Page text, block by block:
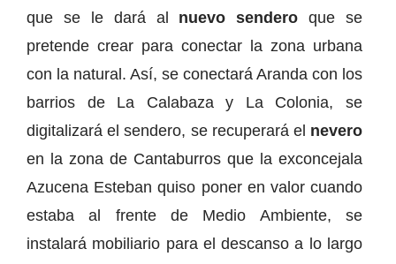
que se le dará al nuevo sendero que se
pretende crear para conectar la zona urbana
con la natural. Así, se conectará Aranda con los
barrios de La Calabaza y La Colonia, se
digitalizará el sendero, se recuperará el nevero
en la zona de Cantaburros que la exconcejala
Azucena Esteban quiso poner en valor cuando
estaba al frente de Medio Ambiente, se
instalará mobiliario para el descanso a lo largo